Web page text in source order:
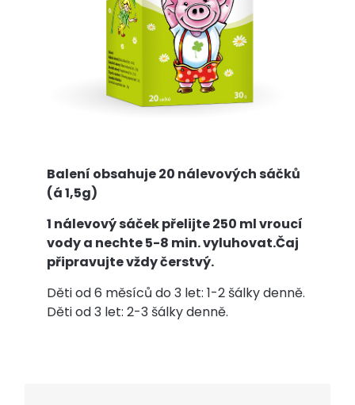
Balení obsahuje 20 nálevových sáčků
(á 1,5g)
1 nálevový sáček přelijte 250 ml vroucí
vody a nechte 5-8 min. vyluhovat.Čaj
připravujte vždy čerstvý.
Děti od 6 měsíců do 3 let: 1-2 šálky denně.
Děti od 3 let: 2-3 šálky denně.